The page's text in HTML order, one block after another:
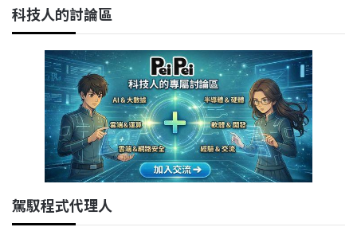
科技人的討論區
駕馭程式代理人